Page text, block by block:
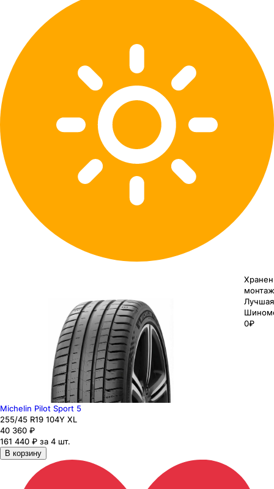
0₽
Michelin Pilot Sport 5
255/45 R19 104Y XL
40 360 ₽
161 440 ₽ за 4 шт.
В корзину